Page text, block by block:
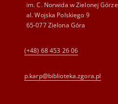
im. C. Norwida w Zielonej Górze
al. Wojska Polskiego 9
65-077 Zielona Góra
(+48) 68 453 26 06
p.karp@biblioteka.zgora.pl